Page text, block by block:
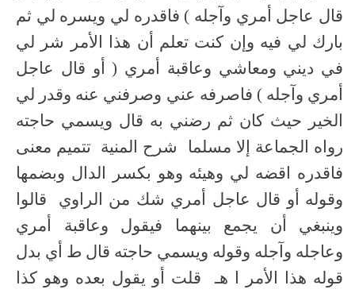
قال عاجل أمري وآجله ) فاقدره لي ويسره لي ثم
بارك لي فيه وإن كنت تعلم أن هذا الأمر شر لي
في ديني ومعاشي وعاقبة أمري ( أو قال عاجل
أمري وآجله ) فاصرفه عني وصرفني عنه وقدر لي
الخير حيث كان ثم رضني به قال ويسمي حاجته
رواه الجماعة إلا مسلما شرح المنية تتميم معنى
فاقدره اقضه لي وهيئه وهو بكسر الدال وبضمها
وقوله أو قال عاجل أمري شك من الراوي قالوا
وينبغي أن يجمع بينهما فيقول وعاقبة أمري
وعاجله وآجله وقوله ويسمي حاجته قال ط أي بدل
قوله هذا الأمر ا هـ قلت أو يقول بعده وهو كذا